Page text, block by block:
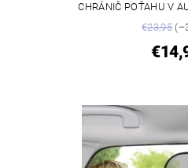
CHRÁNIČ POŤAHU V
€23,95